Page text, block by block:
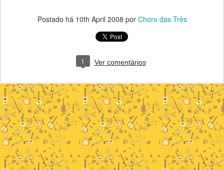
Postado há 10th April 2008 por Choro das Três
1 Ver comentários